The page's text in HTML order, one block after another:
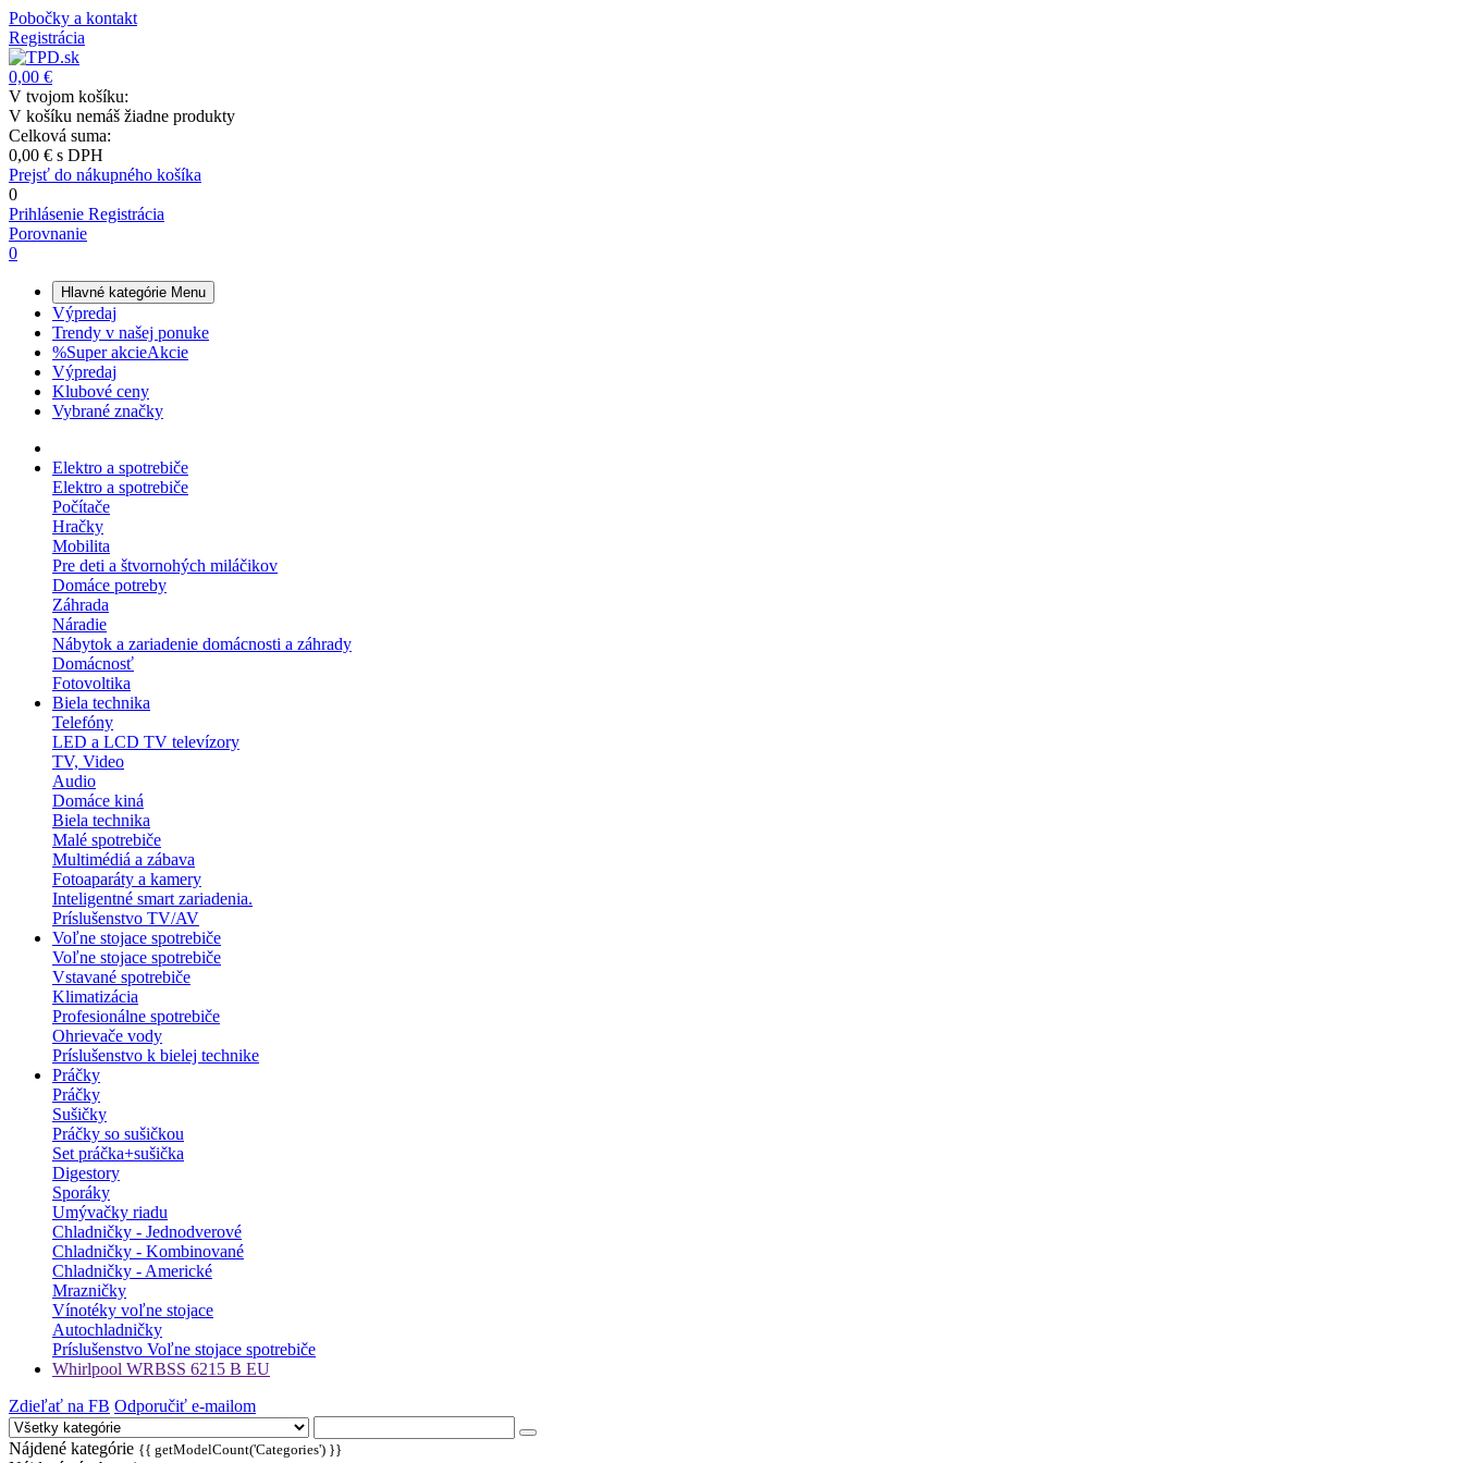
Pobočky a kontakt
Registrácia
0,00 €
V tvojom košíku:
V košíku nemáš žiadne produkty
Celková suma:
0,00 € s DPH
Prejsť do nákupného košíka
0
Prihlásenie Registrácia
Porovnanie
0
Hlavné kategórie Menu
Výpredaj
Trendy v našej ponuke
%Super akcieAkcie
Výpredaj
Klubové ceny
Vybrané značky
Elektro a spotrebiče
Elektro a spotrebiče
Počítače
Hračky
Mobilita
Pre deti a štvornohých miláčikov
Domáce potreby
Záhrada
Náradie
Nábytok a zariadenie domácnosti a záhrady
Domácnosť
Fotovoltika
Biela technika
Telefóny
LED a LCD TV televízory
TV, Video
Audio
Domáce kiná
Biela technika
Malé spotrebiče
Multimédiá a zábava
Fotoaparáty a kamery
Inteligentné smart zariadenia.
Príslušenstvo TV/AV
Voľne stojace spotrebiče
Voľne stojace spotrebiče
Vstavané spotrebiče
Klimatizácia
Profesionálne spotrebiče
Ohrievače vody
Príslušenstvo k bielej technike
Práčky
Práčky
Sušičky
Práčky so sušičkou
Set práčka+sušička
Digestory
Sporáky
Umývačky riadu
Chladničky - Jednodverové
Chladničky - Kombinované
Chladničky - Americké
Mrazničky
Vínotéky voľne stojace
Autochladničky
Príslušenstvo Voľne stojace spotrebiče
Whirlpool WRBSS 6215 B EU
Zdieľať na FB Odporučiť e-mailom
Nájdené kategórie {{ getModelCount('Categories') }}